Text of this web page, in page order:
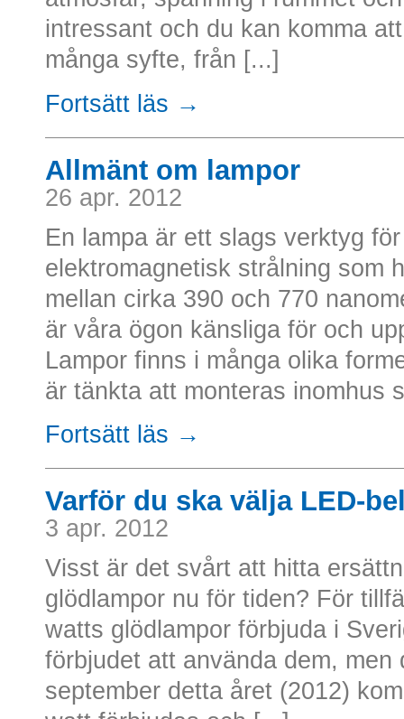
intressant och du kan komma
många syfte, från [...]
Fortsätt läs →
Allmänt om lampor
26 apr. 2012
En lampa är ett slags verktyg
elektromagnetisk strålning som
mellan cirka 390 och 770
är våra ögon känsliga för och
Lampor finns i många olika
är tänkta att monteras inomhus
Fortsätt läs →
Varför du ska välja LED-
3 apr. 2012
Visst är det svårt att hitta
glödlampor nu för tiden? För
watts glödlampor förbjuda i
förbjudet att använda dem,
september detta året (2012)